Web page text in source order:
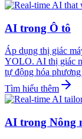
AI trong Ô tô
Áp dụng thị giác
YOLO. AI thị giác
tự động hóa
Tìm hiểu thêm
AI trong Nông